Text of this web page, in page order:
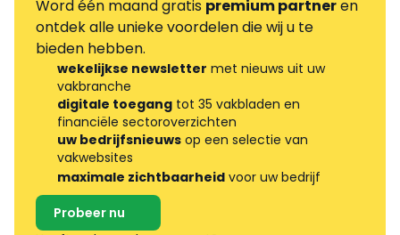
Word één maand gratis premium partneren
ontdek alle unieke voordelen die wij u te
bieden hebben.
wekelijkse newsletter met nieuws uit uw
vakbranche
digitale toegang tot 35 vakbladen en
financiële sectoroverzichten
uw bedrijfsnieuws op een selectie van
vakwebsites
maximale zichtbaarheid voor uw bedrijf
Probeer nu